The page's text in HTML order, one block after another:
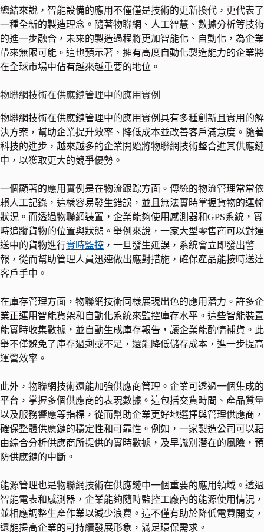
總結來說，智能設備的應用不僅僅是技術的更新換代，更代表了
一種全新的製造理念。隨著物聯網、人工智慧、數據分析等技術
的進一步融合，未來的製造過程將更加智能化、自動化，為企業
帶來無限可能。這也預示著，擁有高度自動化製造能力的企業將
在全球市場中佔有越來越重要的地位。
物聯網技術在供應鏈管理中的應用實例
物聯網技術在供應鏈管理中的應用實例具有多種創新且實用的解
決方案，幫助企業提升效率、降低成本並改善客戶滿意度。隨著
科技的進步，越來越多的企業開始將物聯網技術整合進其供應鏈
中，以獲取更大的競爭優勢。
一個顯著的應用實例是在物流跟踪方面。傳統的物流管理常常依
賴人工記錄，這樣容易發生錯誤，並且無法實時掌握貨物的運輸
狀況。而透過物聯網裝置，企業能夠使用感測器和GPS系統，實
時追蹤貨物的位置與狀態。舉例來說，一家大型零售商可以對運
送中的貨物進行實時監控 ，一旦發生延誤，系統會立即發出警
報，從而幫助管理人員迅速做出應對措施，確保產品能按時送達
客戶手中。
在庫存管理方面，物聯網技術同樣展現出色的應用潛力。許多企
業正運用智能貨架和自動化系統來監控庫存水平。這些智能裝置
能實時收集數據，並自動生成庫存報告，讓企業能酌情補貨。此
舉不僅避免了庫存過剩或不足，還能降低儲存成本，進一步提高
運營效率。
此外，物聯網技術還能加強供應商管理。企業可透過一個集成的
平台，掌握多個供應商的表現數據。這包括交貨時間、產品質量
以及服務響應等指標，從而幫助企業更好地選擇與管理供應商，
確保整體供應鏈的穩定性和可靠性。例如，一家製造公司可以藉
由綜合分析供應商所提供的實時數據，及早識別潛在的風險，預
防供應鏈的中斷。
能源管理也是物聯網技術在供應鏈中一個重要的應用領域。透過
智能電表和感測器，企業能夠隨時監控工廠內的能源使用情況，
並相應調整生產作業以減少浪費。這不僅有助於降低電費開支，
還能提高企業的可持續發展形象，滿足環保需求。